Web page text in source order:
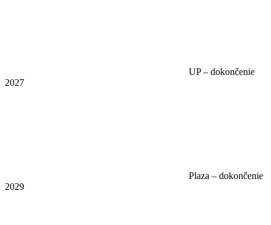
UP – dokončenie
2027
Plaza – dokončenie
2029